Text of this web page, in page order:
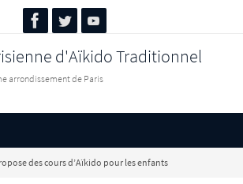
d'Aïkido Traditionnel
arrondissement de Paris
des cours d’Aïkido pour les enfants